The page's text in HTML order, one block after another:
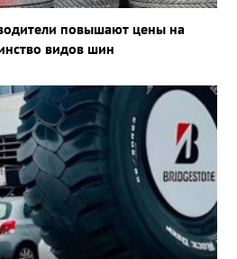
повышают цены на
видов шин